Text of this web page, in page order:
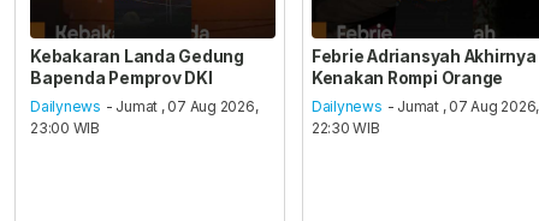
Kebakaran Landa Gedung
Bapenda Pemprov DKI
Dailynews - Jumat , 07 Aug 2026,
23:00 WIB
Febrie Adriansyah Akhirnya
Kenakan Rompi Orange
Dailynews - Jumat , 07 Aug 2026,
22:30 WIB